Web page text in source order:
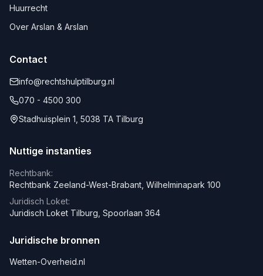
Huurrecht
Over Arslan & Arslan
Contact
info@rechtshulptilburg.nl
070 - 4500 300
Stadhuisplein 1, 5038 TA Tilburg
Nuttige instanties
Rechtbank:
Rechtbank Zeeland-West-Brabant, Wilhelminapark 100
Juridisch Loket:
Juridisch Loket Tilburg, Spoorlaan 364
Juridische bronnen
Wetten-Overheid.nl